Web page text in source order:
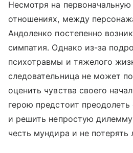
Несмотря на
отношениях, между
Андоленко постепенно
симпатия. Однако из-за
психотравмы и тяжелого
следовательница не может
оценить чувства своего
герою предстоит
и решить непростую
честь мундира и не потерять